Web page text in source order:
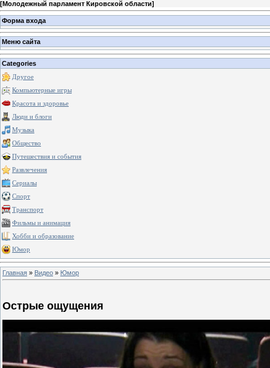
[Молодежный парламент Кировской области]
Форма входа
Меню сайта
Categories
Другое
Компьютерные игры
Красота и здоровье
Люди и блоги
Музыка
Общество
Путешествия и события
Развлечения
Сериалы
Спорт
Транспорт
Фильмы и анимация
Хобби и образование
Юмор
Главная » Видео » Юмор
Острые ощущения